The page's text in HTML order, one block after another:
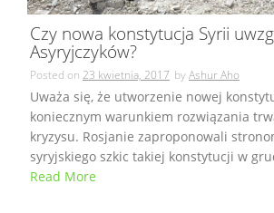
Czy nowa konstytucja Syrii
Asyryjczyków?
Posted on 23 kwietnia, 2017 byAshur Aho
Uważa się, że utworzenie nowej
koniecznym warunkiem rozwiązania
kryzysu. Rosjanie zaproponowali
syryjskiego szkic takiej konstytucji w
Read More